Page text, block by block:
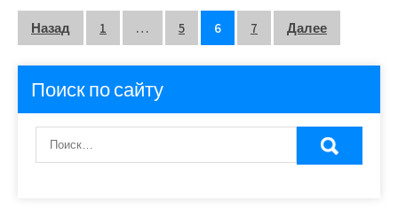
Пагинация
записей
Назад 1 … 5 6 7 Далее
Поиск по сайту